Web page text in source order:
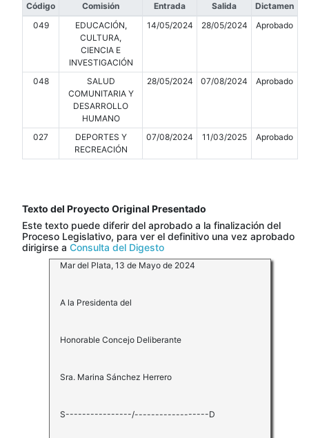
Código Comisión
Entrada
Salida
Dictamen
049
EDUCACIÓN,
CULTURA,
CIENCIA E
INVESTIGACIÓN
14/05/2024 28/05/2024 Aprobado
048
SALUD
COMUNITARIA Y
DESARROLLO
HUMANO
28/05/2024 07/08/2024 Aprobado
027
DEPORTES Y
RECREACIÓN
07/08/2024 11/03/2025 Aprobado
Texto del Proyecto Original Presentado
Este texto puede diferir del aprobado a la finalización del
Proceso Legislativo, para ver el definitivo una vez aprobado
dirigirse a Consulta del Digesto
Mar del Plata, 13 de Mayo de 2024
A la Presidenta del
Honorable Concejo Deliberante
Sra. Marina Sánchez Herrero
S----------------/------------------D